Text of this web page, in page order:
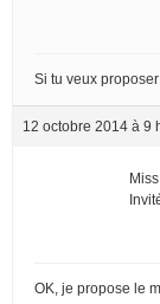
Si tu veux
12 octobre 2014 à 9
Miss
OK, je propose le